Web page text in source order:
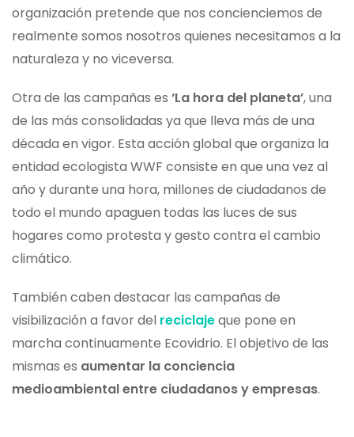
organización pretende que nos concienciemos de
realmente somos nosotros quienes necesitamos a la
naturaleza y no viceversa.
Otra de las campañas es ‘La hora del planeta’, una
de las más consolidadas ya que lleva más de una
década en vigor. Esta acción global que organiza la
entidad ecologista WWF consiste en que una vez al
año y durante una hora, millones de ciudadanos de
todo el mundo apaguen todas las luces de sus
hogares como protesta y gesto contra el cambio
climático.
También caben destacar las campañas de
visibilización a favor del reciclajeque pone en
marcha continuamente Ecovidrio. El objetivo de las
mismas es aumentar la conciencia
medioambiental entre ciudadanos y empresas.